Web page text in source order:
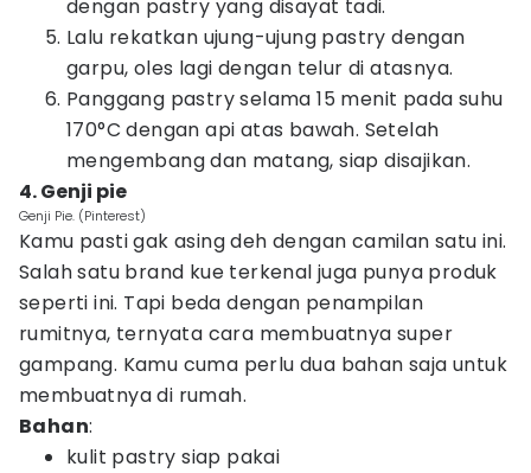
dengan pastry yang disayat tadi.
Lalu rekatkan ujung-ujung pastry dengan
garpu, oles lagi dengan telur di atasnya.
Panggang pastry selama 15 menit pada suhu
170°C dengan api atas bawah. Setelah
mengembang dan matang, siap disajikan.
4. Genji pie
Genji Pie. (Pinterest)
Kamu pasti gak asing deh dengan camilan satu ini.
Salah satu brand kue terkenal juga punya produk
seperti ini. Tapi beda dengan penampilan
rumitnya, ternyata cara membuatnya super
gampang. Kamu cuma perlu dua bahan saja untuk
membuatnya di rumah.
Bahan:
kulit pastry siap pakai